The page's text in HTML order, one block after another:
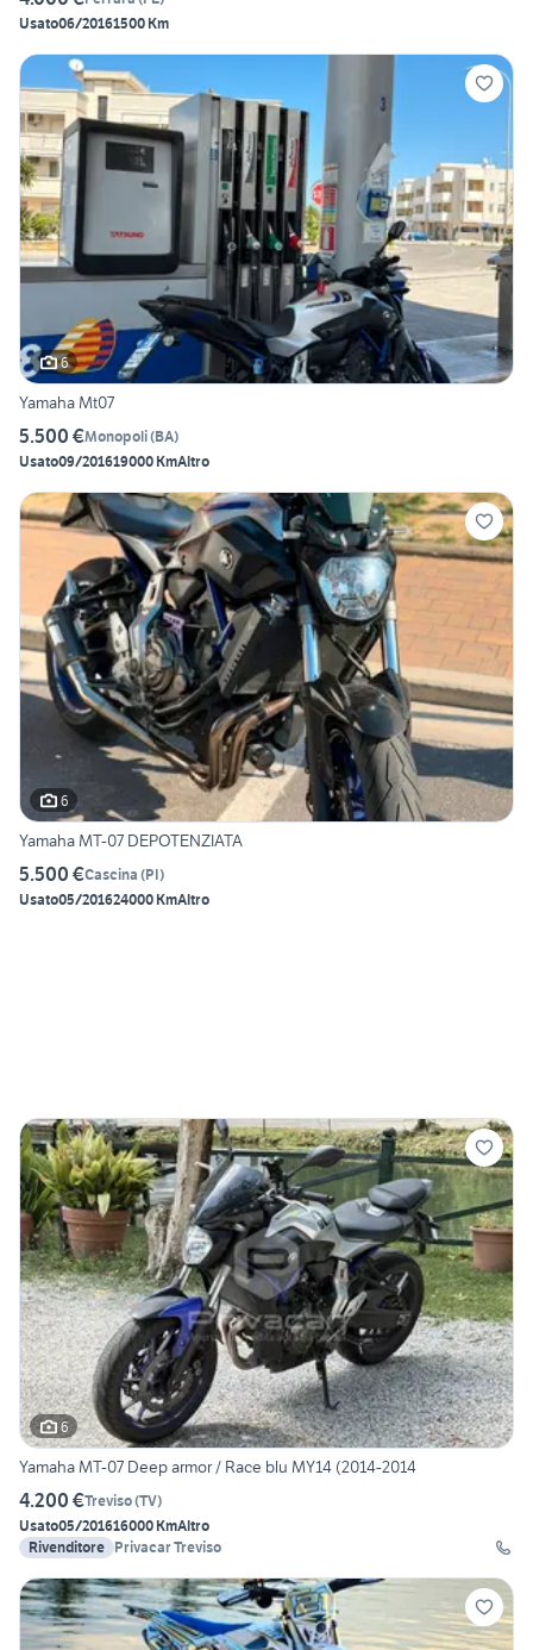
Usato06/20161500 Km
6
Yamaha Mt07
5.500 €Monopoli(BA)
Usato09/201619000 KmAltro
6
Yamaha MT-07 DEPOTENZIATA
5.500 €Cascina (PI)
Usato05/201624000 KmAltro
6
Yamaha MT-07 Deep armor / Race blu MY14 (2014-2014
4.200 €Treviso(TV)
Usato05/201616000 KmAltro
Rivenditore Privacar Treviso